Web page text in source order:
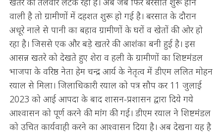
वाली है तो ग्रामीणों में दहशत शुरू हो गई है। बरसात के दौरान
अधूरे नाले से पानी का बहाव ग्रामीणों के घरों व खेतों की ओर हो
रहा है। जिससे एक और बड़े खतरे की आशंका बनी हुई है। इस
आसन्न खतरे को देखते हुए शेरा व हली के ग्रामीणों का शिष्टमंडल
भाजपा के वरिष्ठ नेता हेम चन्द्र आर्य के नेतृत्व में डीएम ललित मोहन
रयाल से मिला। जिलाधिकारी रयाल को पत्र सौप कर 11 जुलाई
2023 को आई आपदा के बाद शासन-प्रशासन द्वारा दिये गये
आश्वासन को पूर्ण करने की मांग की गई। डीएम रयाल ने शिष्टमंडल
को उचित कार्यवाही करने का आश्वासन दिया है। अब देखना यह है